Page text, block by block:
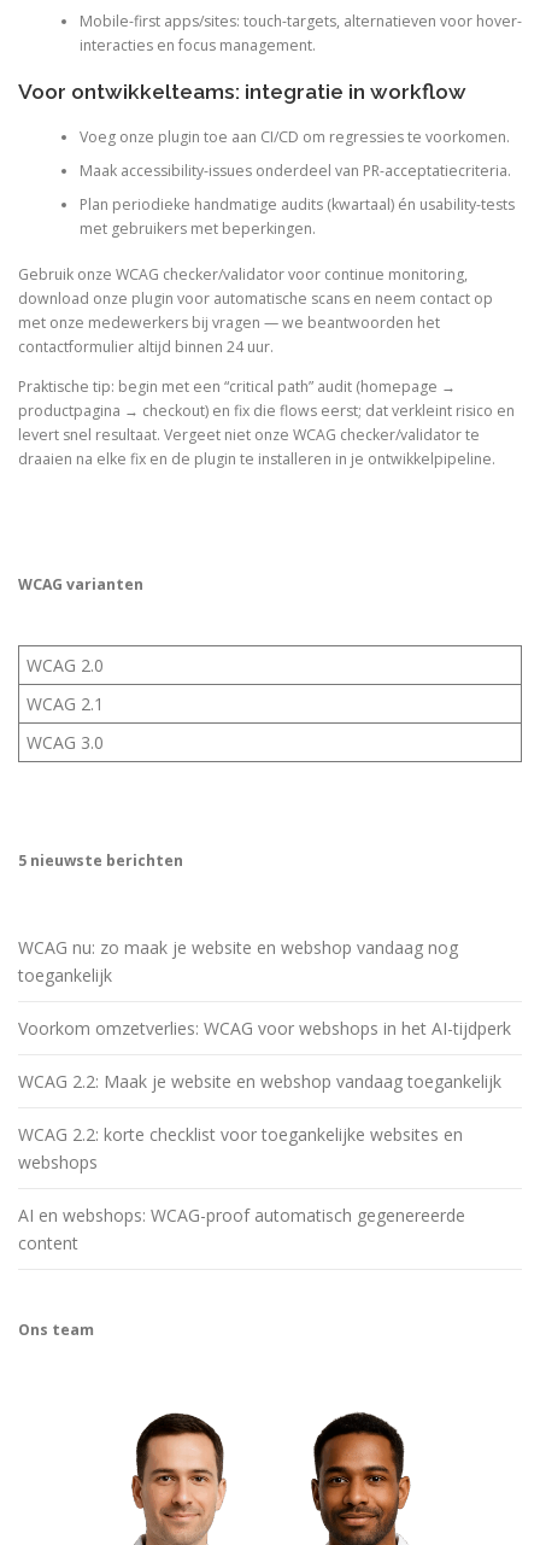
Mobile-first apps/sites: touch-targets, alternatieven voor hover-
interacties en focus management.
Voor ontwikkelteams: integratie in workflow
Voeg onze plugin toe aan CI/CD om regressies te voorkomen.
Maak accessibility-issues onderdeel van PR-acceptatiecriteria.
Plan periodieke handmatige audits (kwartaal) én usability-tests
met gebruikers met beperkingen.
Gebruik onze WCAG checker/validator voor continue monitoring,
download onze plugin voor automatische scans en neem contact op
met onze medewerkers bij vragen — we beantwoorden het
contactformulier altijd binnen 24 uur.
Praktische tip: begin met een “critical path” audit (homepage →
productpagina → checkout) en fix die flows eerst; dat verkleint risico en
levert snel resultaat. Vergeet niet onze WCAG checker/validator te
draaien na elke fix en de plugin te installeren in je ontwikkelpipeline.
WCAG varianten
WCAG 2.0
WCAG 2.1
WCAG 3.0
5 nieuwste berichten
WCAG nu: zo maak je website en webshop vandaag nog
toegankelijk
Voorkom omzetverlies: WCAG voor webshops in het AI-tijdperk
WCAG 2.2: Maak je website en webshop vandaag toegankelijk
WCAG 2.2: korte checklist voor toegankelijke websites en
webshops
AI en webshops: WCAG-proof automatisch gegenereerde
content
Ons team